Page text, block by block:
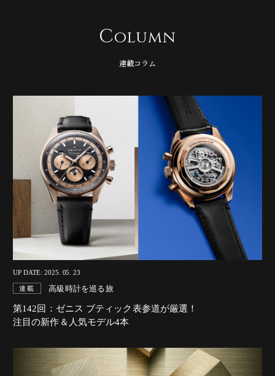
Column
連載コラム
UP DATE: 2025. 05. 23
連載 高級時計を巡る旅
第142回：ゼニス ブティック表参道が厳選！
注目の新作＆人気モデル4本